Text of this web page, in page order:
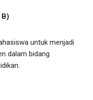
untuk menjadi
dalam bidang